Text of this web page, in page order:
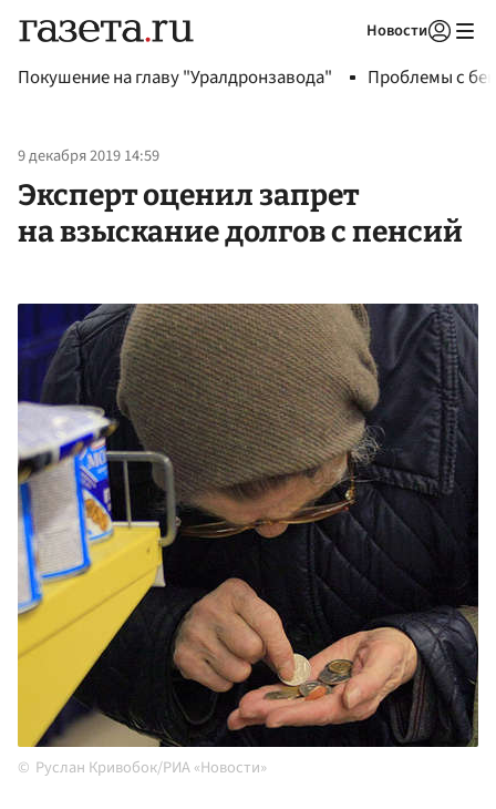
Новости
Покушение на главу "Уралдронзавода" Проблемы с
9 декабря 2019 14:59
Эксперт оценил запрет
на взыскание долгов с пенсий
Руслан Кривобок/РИА «Новости»